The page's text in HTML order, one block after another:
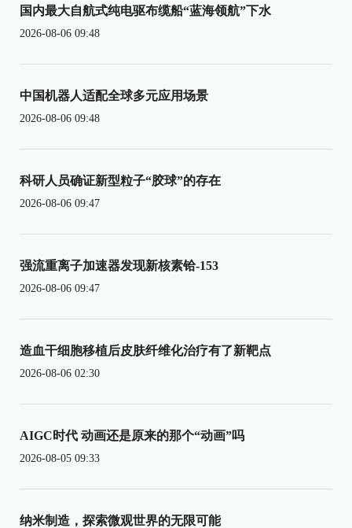
国内最大自航式纯电驱布缆船“蓝海领航”下水
2026-08-06 09:48
中国机器人适配全球多元应用场景
2026-08-06 09:48
科研人员确证新型粒子“胶球”的存在
2026-08-06 09:47
强流重离子加速器发现新核素铪-153
2026-08-06 09:47
造血干细胞移植后皮肤纤维化治疗有了新靶点
2026-08-06 02:30
AIGC时代 动画还是原来的那个“动画”吗
2026-08-05 09:33
纳米制造，探索微观世界的无限可能